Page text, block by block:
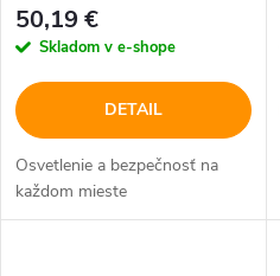
50,19 €
Skladom v e-shope
DETAIL
Osvetlenie a bezpečnosť na
každom mieste